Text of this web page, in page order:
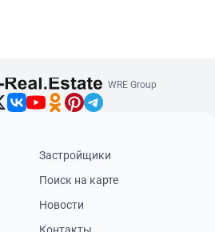
WRE Group
Застройщики
Поиск на карте
Новости